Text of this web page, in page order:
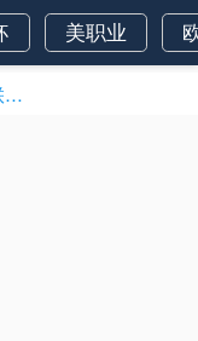
美职业
阿鲁巴联直播